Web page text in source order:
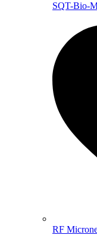
SQT-Bio-
RF